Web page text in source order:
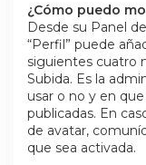
¿Cómo puedo
Desde su Panel
“Perfil” puede
siguientes cuatro
Subida. Es la
usar o no y en
publicadas. En
de avatar,
que sea activada.